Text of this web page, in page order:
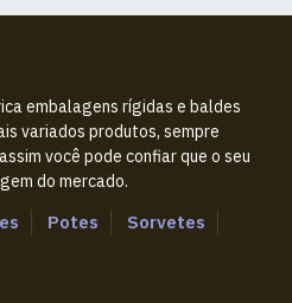
embalagens rígidas e baldes
variados produtos, sempre
você pode confiar que o seu
do mercado.
Potes
Sorvetes